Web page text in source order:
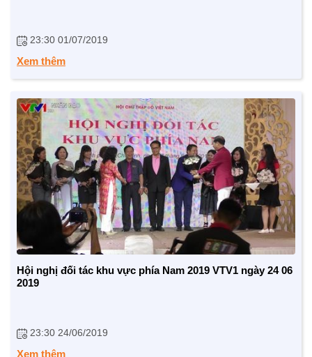
TRÁCH NHIỆM CỘNG ĐỒNG
Doanh nghiệp - Doanh nhân
Mô hình tiêu biểu
23:30 01/07/2019
Xem thêm
Hội nghị đối tác khu vực phía Nam 2019 VTV1 ngày 24 06
2019
23:30 24/06/2019
Xem thêm